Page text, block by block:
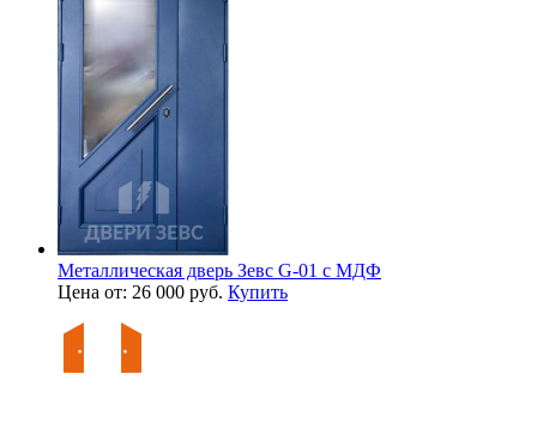
Металлическая дверь Зевс G-01 с МДФ
Цена от: 26 000 руб. Купить